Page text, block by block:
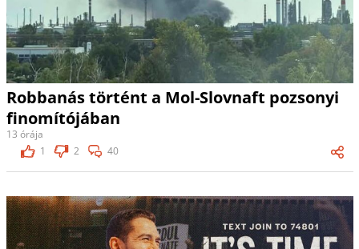
Robbanás történt a Mol-Slovnaft pozsonyi
finomítójában
13 órája
1
2 40